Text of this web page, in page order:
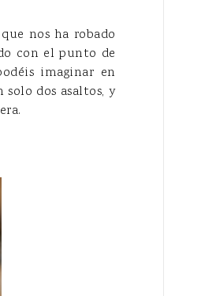
nos ha robado
con el punto de
imaginar en
solo dos asaltos, y